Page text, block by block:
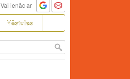
Vai ienāc ar
Vēstules